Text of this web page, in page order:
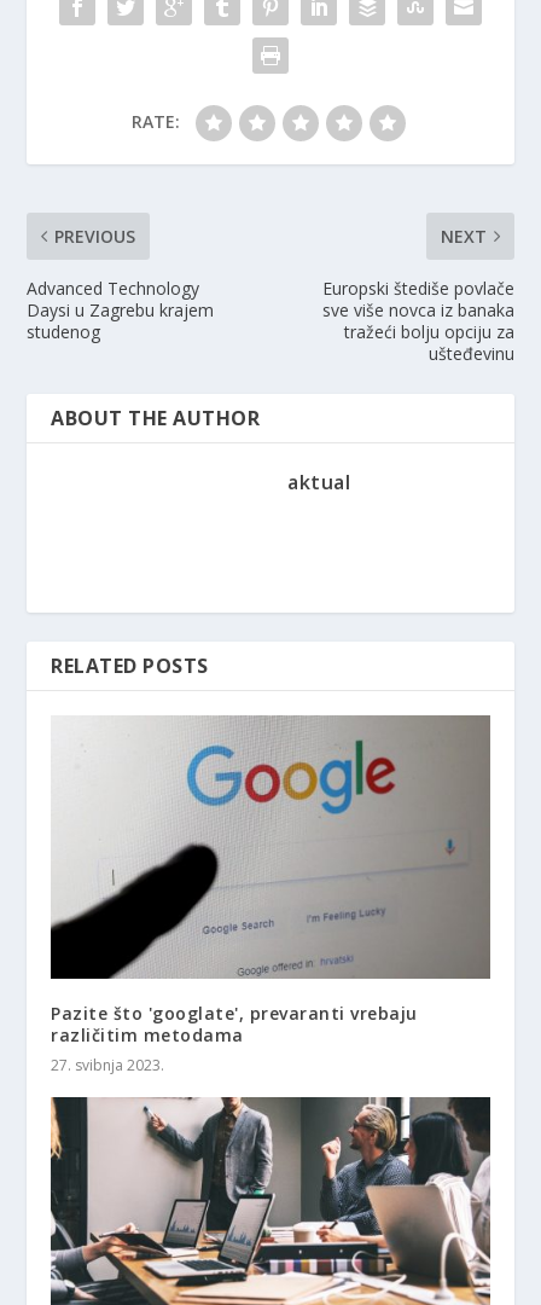
RATE:
PREVIOUS
Advanced Technology
Daysi u Zagrebu krajem
studenog
NEXT
Europski štediše povlače
sve više novca iz banaka
tražeći bolju opciju za
ušteđevinu
ABOUT THE AUTHOR
aktual
RELATED POSTS
Pazite što 'googlate', prevaranti vrebaju
različitim metodama
27. svibnja 2023.